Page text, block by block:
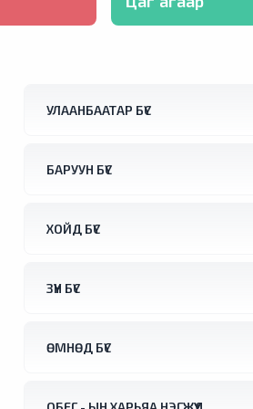
УЛААНБААТАР БҮС
БАРУУН БҮС
ХОЙД БҮС
ЗҮҮН БҮС
ӨМНӨД БҮС